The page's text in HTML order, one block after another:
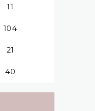
11
104
21
40